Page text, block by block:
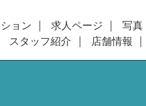
ョン 求人ページ 写真
スタッフ紹介
店舗情報